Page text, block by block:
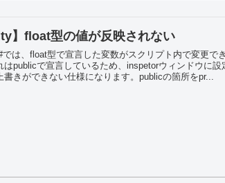
】float型の値が反映されない
では、float型で宣言した変数がスクリプト内で変更で
はpublicで宣言しているため、inspetorウィンドウに設
書きができない仕様になります。publicの箇所をpr...